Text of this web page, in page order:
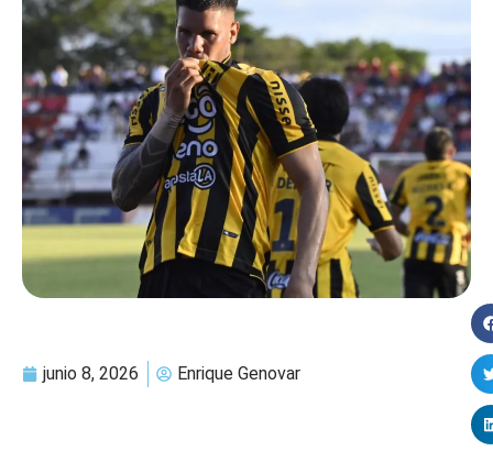
junio 8, 2026 Enrique Genovar